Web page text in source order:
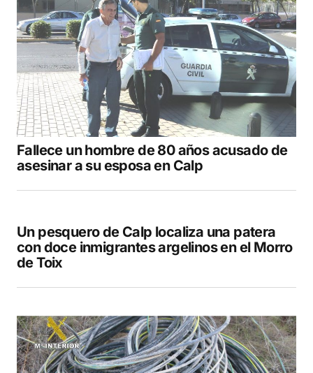
Fallece un hombre de 80 años acusado de
asesinar a su esposa en Calp
Un pesquero de Calp localiza una patera
con doce inmigrantes argelinos en el Morro
de Toix